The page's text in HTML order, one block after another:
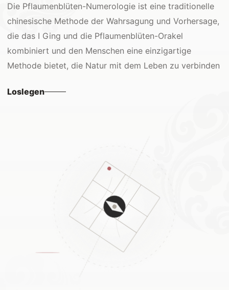
Die Pflaumenblüten-Numerologie ist eine traditionelle
chinesische Methode der Wahrsagung und Vorhersage,
die das I Ging und die Pflaumenblüten-Orakel
kombiniert und den Menschen eine einzigartige
Methode bietet, die Natur mit dem Leben zu verbinden
Loslegen